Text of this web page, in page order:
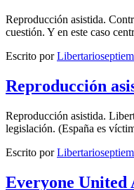
Reproducción asistida.
cuestión. Y en este caso
Escrito porLibertario
Reproducción
Reproducción asistida.
legislación. (España es
Escrito porLibertario
Everyone United